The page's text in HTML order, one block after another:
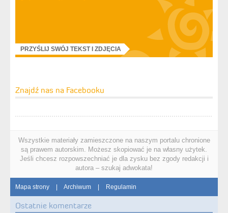
PRZYŚLIJ SWÓJ TEKST I ZDJĘCIA
Znajdź nas na Facebooku
Wszystkie materiały zamieszczone na naszym portalu chronione
są prawem autorskim. Możesz skopiować je na własny użytek.
Jeśli chcesz rozpowszechniać je dla zysku bez zgody redakcji i
autora – szukaj adwokata!
Mapa strony | Archiwum | Regulamin
Ostatnie komentarze